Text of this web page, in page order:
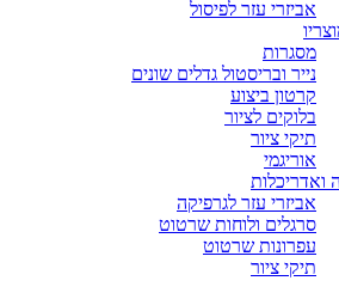
אביזרי עזר לפיסול
מסגרות
נייר ובריסטול גדלים שונים
קרטון ביצוע
בלוקים לציור
תיקי ציור
אוריגמי
ואדריכלות
אביזרי עזר לגרפיקה
סרגלים ולוחות שרטוט
עפרונות שרטוט
תיקי ציור